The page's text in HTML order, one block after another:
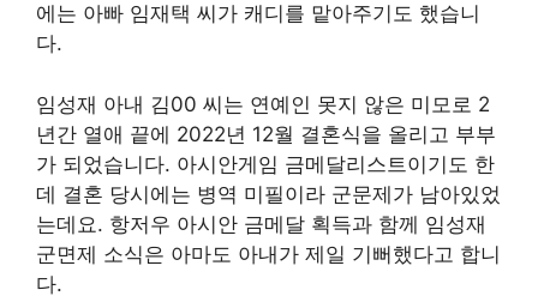
에는 아빠 임재택 씨가 캐디를 맡아주기도 했습니
다.
임성재 아내 김00 씨는 연예인 못지 않은 미모로 2
년간 열애 끝에 2022년 12월 결혼식을 올리고 부부
가 되었습니다. 아시안게임 금메달리스트이기도 한
데 결혼 당시에는 병역 미필이라 군문제가 남아있었
는데요. 항저우 아시안 금메달 획득과 함께 임성재
군면제 소식은 아마도 아내가 제일 기뻐했다고 합니
다.